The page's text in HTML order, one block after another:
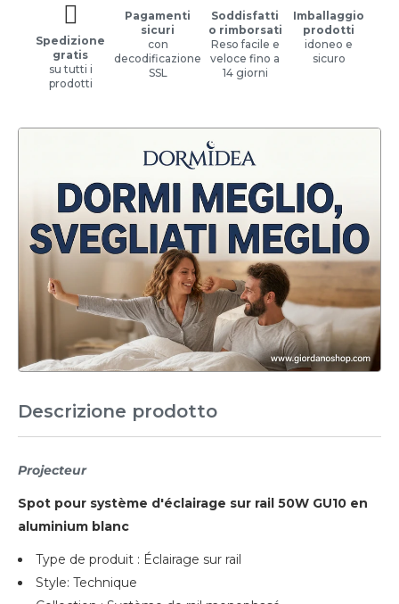
Spedizione
gratis
su tutti i
prodotti
Pagamenti
sicuri
con
decodificazione
SSL
Soddisfatti
o rimborsati
Reso facile e
veloce fino a
14 giorni
Imballaggio
prodotti
idoneo e
sicuro
Descrizione prodotto
Projecteur
Spot pour système d'éclairage sur rail 50W GU10 en
aluminium blanc
Type de produit : Éclairage sur rail
Style: Technique